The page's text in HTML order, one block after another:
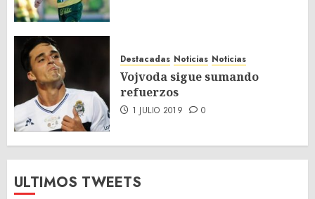
Destacadas Noticias Noticias
Vojvoda sigue sumando
refuerzos
1 JULIO 2019 0
ULTIMOS TWEETS